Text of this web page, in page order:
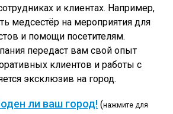
и клиентах. Например,
медсестёр на мероприятия для
и помощи посетителям.
передаст вам свой опыт
клиентов и работы с
эксклюзив на город.
ли ваш город! (нажмите для